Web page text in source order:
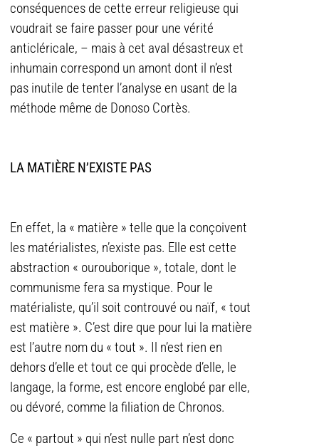
conséquences de cette erreur religieuse qui
voudrait se faire passer pour une vérité
anticléricale, – mais à cet aval désastreux et
inhumain correspond un amont dont il n’est
pas inutile de tenter l’analyse en usant de la
méthode même de Donoso Cortès.
LA MATIÈRE N’EXISTE PAS
En effet, la « matière » telle que la conçoivent
les matérialistes, n’existe pas. Elle est cette
abstraction « ourouborique », totale, dont le
communisme fera sa mystique. Pour le
matérialiste, qu’il soit controuvé ou naïf, « tout
est matière ». C’est dire que pour lui la matière
est l’autre nom du « tout ». Il n’est rien en
dehors d’elle et tout ce qui procède d’elle, le
langage, la forme, est encore englobé par elle,
ou dévoré, comme la filiation de Chronos.
Ce « partout » qui n’est nulle part n’est donc